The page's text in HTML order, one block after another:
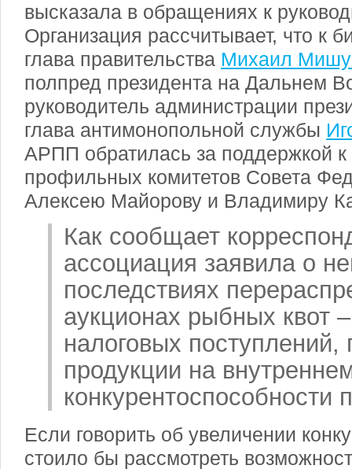
высказала в обращениях к
Организация рассчитывает, что к
глава правительства Михаил
полпред президента на Дальнем
руководитель администрации
глава антимонопольной службы
АРПП обратилась за поддержкой к
профильных комитетов Совета
Алексею Майорову и Владимиру
Как сообщает
ассоциация заявила о
последствиях
аукционах рыбных квот
налоговых
продукции на
конкурентоспособности
Если говорить об увеличении
стоило бы рассмотреть